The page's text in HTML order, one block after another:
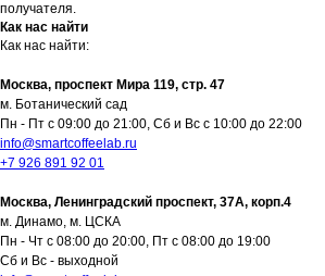
получателя.
Как нас найти
Как нас найти:
Москва, проспект Мира 119, стр. 47
м. Ботанический сад
Пн - Пт с 09:00 до 21:00, Сб и Вс с 10:00 до 22:00
info@smartcoffeelab.ru
+7 926 891 92 01
Москва, Ленинградский проспект, 37А, корп.4
м. Динамо, м. ЦСКА
Пн - Чт с 08:00 до 20:00, Пт с 08:00 до 19:00
Сб и Вс - выходной